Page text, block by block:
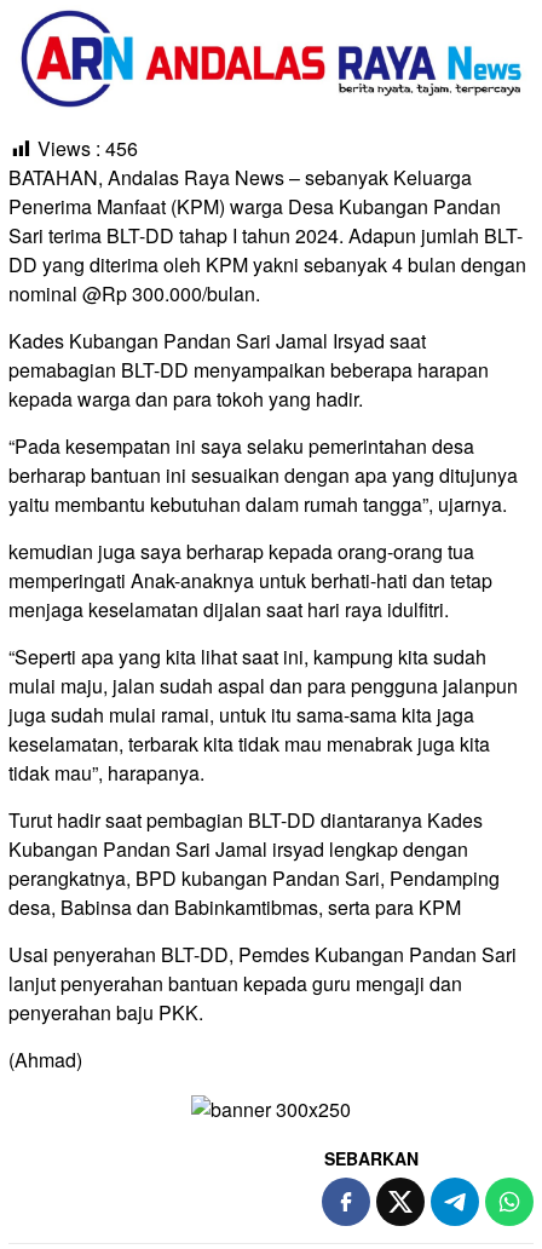
Views : 456
BATAHAN, Andalas Raya News – sebanyak Keluarga
Penerima Manfaat (KPM) warga Desa Kubangan Pandan
Sari terima BLT-DD tahap I tahun 2024. Adapun jumlah BLT-
DD yang diterima oleh KPM yakni sebanyak 4 bulan dengan
nominal @Rp 300.000/bulan.
Kades Kubangan Pandan Sari Jamal Irsyad saat
pemabagian BLT-DD menyampaikan beberapa harapan
kepada warga dan para tokoh yang hadir.
“Pada kesempatan ini saya selaku pemerintahan desa
berharap bantuan ini sesuaikan dengan apa yang ditujunya
yaitu membantu kebutuhan dalam rumah tangga”, ujarnya.
kemudian juga saya berharap kepada orang-orang tua
memperingati Anak-anaknya untuk berhati-hati dan tetap
menjaga keselamatan dijalan saat hari raya idulfitri.
“Seperti apa yang kita lihat saat ini, kampung kita sudah
mulai maju, jalan sudah aspal dan para pengguna jalanpun
juga sudah mulai ramai, untuk itu sama-sama kita jaga
keselamatan, terbarak kita tidak mau menabrak juga kita
tidak mau”, harapanya.
Turut hadir saat pembagian BLT-DD diantaranya Kades
Kubangan Pandan Sari Jamal irsyad lengkap dengan
perangkatnya, BPD kubangan Pandan Sari, Pendamping
desa, Babinsa dan Babinkamtibmas, serta para KPM
Usai penyerahan BLT-DD, Pemdes Kubangan Pandan Sari
lanjut penyerahan bantuan kepada guru mengaji dan
penyerahan baju PKK.
(Ahmad)
SEBARKAN